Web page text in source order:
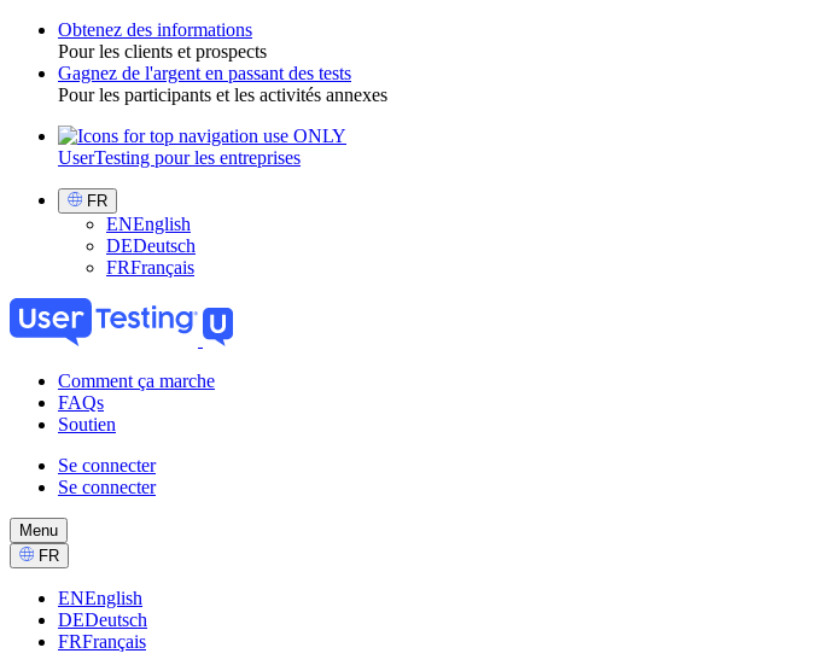
Toggle
Obtenez des informations
Pour les clients et prospects
Gagnez de l'argent en passant des tests
Pour les participants et les activités annexes
Utility
GPTT
UserTesting pour les entreprises
Select
Language
FR
ENEnglish
DEDeutsch
FRFrançais
Main
navigation
GPTT
Comment ça marche
FAQs
Soutien
GPTT
-
CTA
Se connecter
Se connecter
Menu
Select
Language
FR
ENEnglish
DEDeutsch
FRFrançais